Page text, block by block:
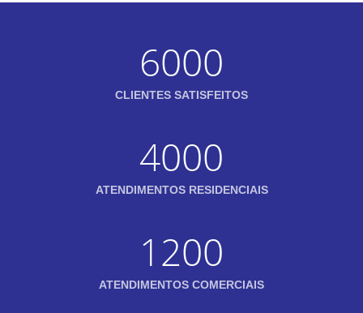
6000
CLIENTES SATISFEITOS
4000
ATENDIMENTOS RESIDENCIAIS
1200
ATENDIMENTOS COMERCIAIS